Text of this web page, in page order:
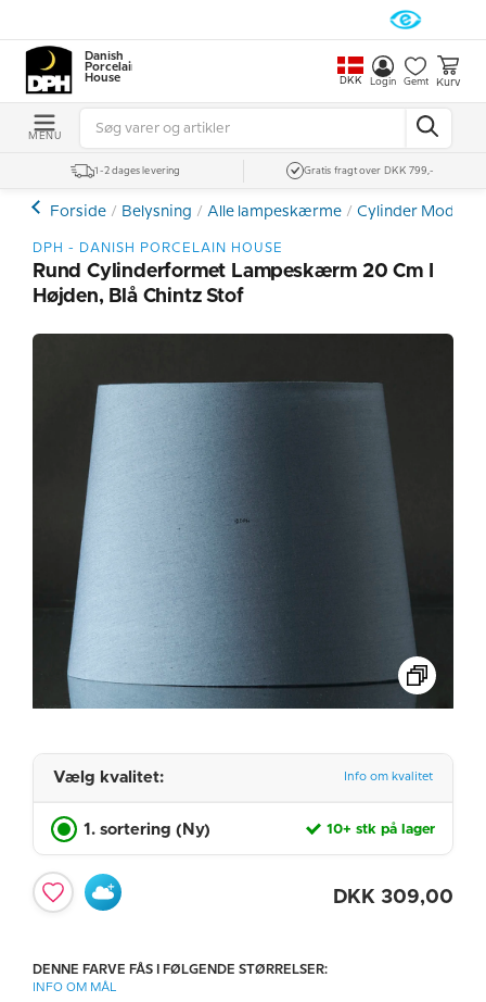
Danish
Porcelain
House
DKK Login Gemt Kurv
MENU
1-2 dages levering Gratis fragt over DKK 799,-
Forside Belysning Alle lampeskærme Cylinder Model
DPH - DANISH PORCELAIN HOUSE
Rund Cylinderformet Lampeskærm 20 Cm I
Højden, Blå Chintz Stof
Vælg kvalitet: Info om kvalitet
1. sortering (Ny) 10+ stk på lager
DKK 309,00
DENNE FARVE FÅS I FØLGENDE STØRRELSER:
INFO OM MÅL